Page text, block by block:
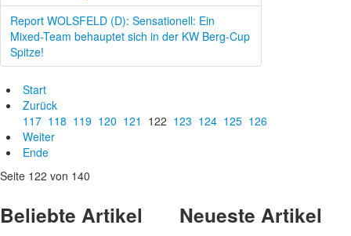
Report WOLSFELD (D): Sensationell: Ein
Mixed-Team behauptet sich in der KW Berg-Cup
Spitze!
Start
Zurück
117 118 119 120 121 122 123 124 125 126
Weiter
Ende
Seite 122 von 140
Beliebte Artikel Neueste Artikel